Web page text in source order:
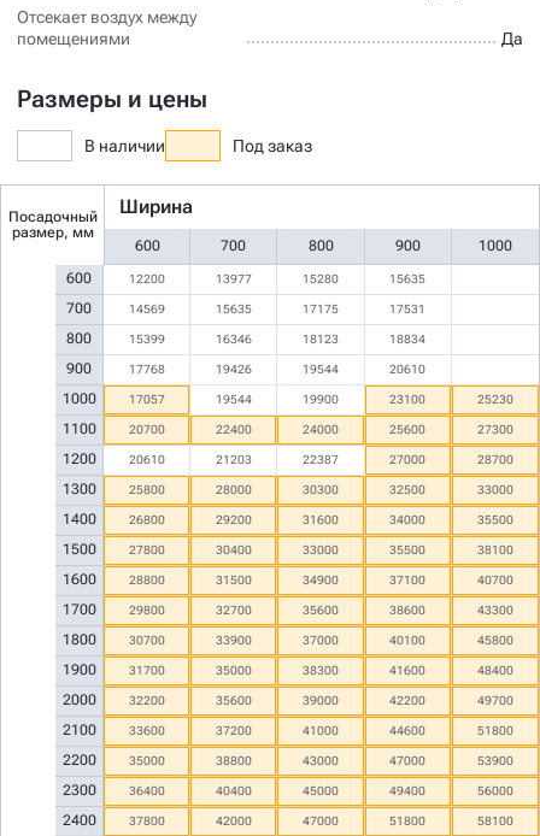
Отсекает воздух между
помещениями
Да
Размеры и цены
В наличии Под заказ
Посадочный
размер, мм
Ширина
600 700 800 900 1000
600
700
800
900
1000
1100
1200
1300
1400
1500
1600
1700
1800
1900
2000
2100
2200
2300
2400
12200 13977 15280 15635
14569 15635 17175 17531
15399 16346 18123 18834
17768 19426 19544 20610
17057 19544 19900 23100 25230
20700 22400 24000 25600 27300
20610 21203 22387 27000 28700
25800 28000 30300 32500 33000
26800 29200 31600 34000 35500
27800 30400 33000 35500 38100
28800 31500 34900 37100 40700
29800 32700 35600 38600 43300
30700 33900 37000 40100 45800
31700 35000 38300 41600 48400
32200 35600 39000 42200 49700
33600 37200 41000 44600 51800
35000 38800 43000 47000 53900
36400 40400 45000 49400 56000
37800 42000 47000 51800 58100